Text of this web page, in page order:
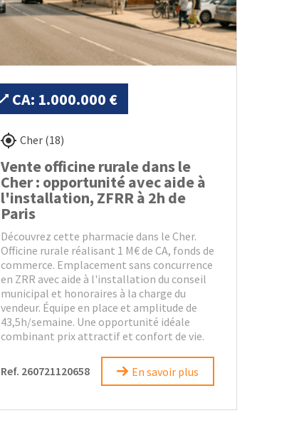
CA: 1.000.000 €
Cher (18)
Vente officine rurale dans le
Cher : opportunité avec aide à
l'installation, ZFRR à 2h de
Paris
Découvrez cette pharmacie dans le Cher.
Officine rurale réalisant 1 M€ de CA, fonds de
commerce. Emplacement sans concurrence
en ZRR avec aide à l'installation du conseil
municipal et honoraires à la charge du
vendeur. Équipe en place et amplitude de
43,5h/semaine. Une opportunité idéale
combinant prix attractif et confort de vie.
Ref. 260721120658 En savoir plus